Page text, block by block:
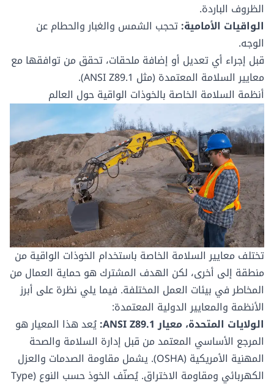
الظروف الباردة.
الواقيات الأمامية:تحجب الشمس والغبار والحطام عن
الوجه.
قبل إجراء أي تعديل أو إضافة ملحقات، تحقق من توافقها مع
معايير السلامة المعتمدة (مثل ANSI Z89.1).
أنظمة السلامة الخاصة بالخوذات الواقية حول العالم
تختلف معايير السلامة الخاصة باستخدام الخوذات الواقية من
منطقة إلى أخرى، لكن الهدف المشترك هو حماية العمال من
المخاطر في بيئات العمل المختلفة. فيما يلي نظرة على أبرز
الأنظمة والمعايير الدولية المعتمدة:
الولايات المتحدة، معيار ANSI Z89.1:
يُعد هذا المعيار هو
المرجع الأساسي المعتمد من قبل إدارة السلامة والصحة
المهنية الأمريكية (OSHA). يشمل مقاومة الصدمات والعزل
الكهربائي ومقاومة الاختراق. يُصنّف الخوذ حسب النوع (Type